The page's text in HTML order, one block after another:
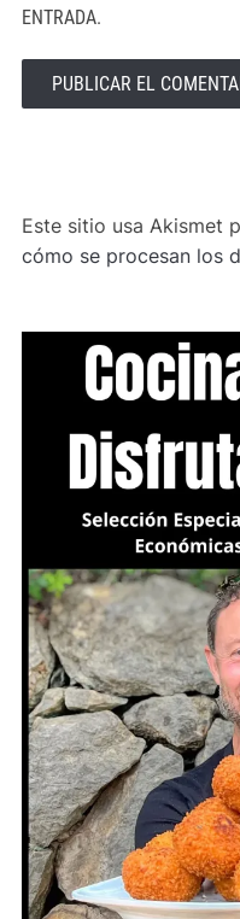
ENTRADA.
Este sitio usa Akismet
cómo se procesan los